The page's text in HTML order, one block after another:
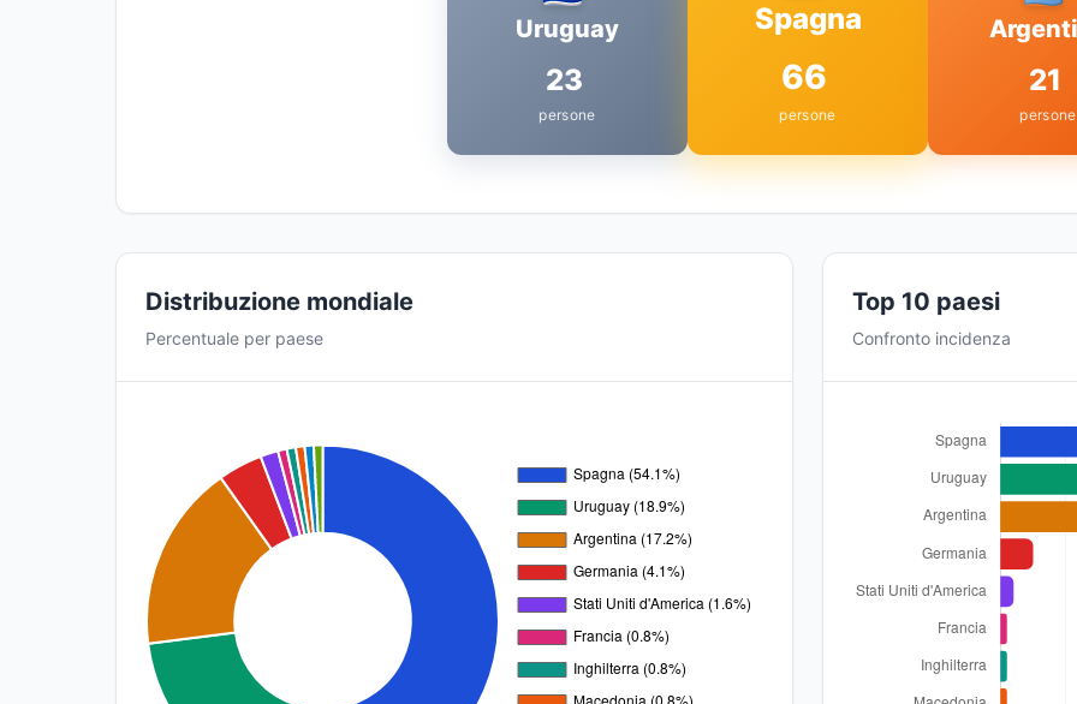
Uruguay
23
persone
Spagna
66
persone
21
persone
Distribuzione mondiale
Percentuale per paese
Top 10 paesi
Confronto incidenza